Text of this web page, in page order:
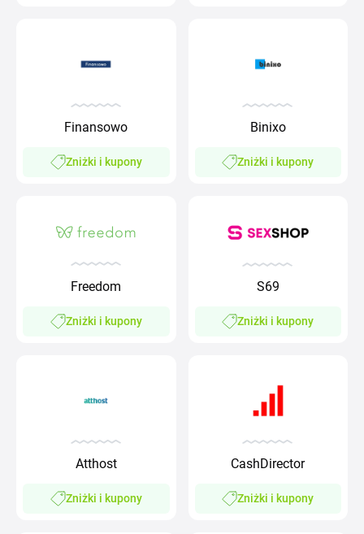
Finansowo
Zniżki i kupony
Binixo
Zniżki i kupony
Freedom
Zniżki i kupony
S69
Zniżki i kupony
Atthost
Zniżki i kupony
CashDirector
Zniżki i kupony